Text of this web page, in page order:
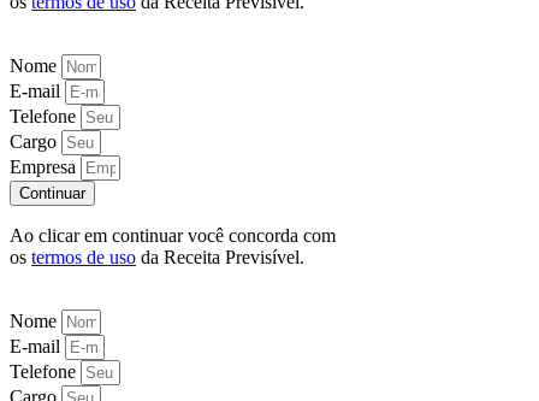
Nome
E-mail
Telefone
Cargo
Empresa
Continuar
Ao clicar em continuar você concorda com
os termos de uso da Receita Previsível.
Nome
E-mail
Telefone